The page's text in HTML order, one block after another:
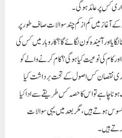
کس پر عائد ہوگی۔
کے آغاز میں کم از کم چند سوالات صاف طور پر
اور آئیندہ کون لگائے گا؟ کاروبار میں کس کی
کام کی نوعیت کیا ہوگی؟ کام کرنے والے کو
نقصان کس اصول کے تحت برداشت کیا
چاہے تو اس کا حصہ کس طریقے سے ادا کیا
ہوتے ہیں، مگر بعد میں یہی سوالات
ہیں۔